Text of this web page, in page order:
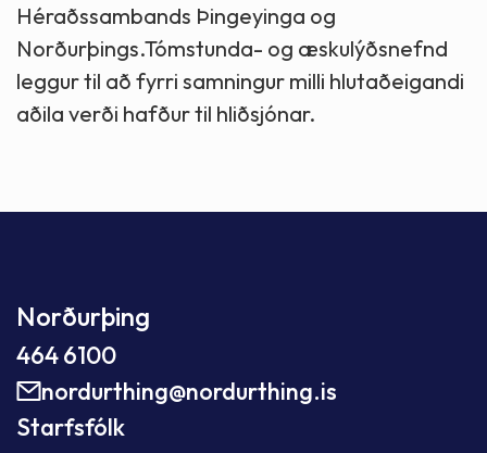
Héraðssambands Þingeyinga og
Norðurþings.Tómstunda- og æskulýðsnefnd
leggur til að fyrri samningur milli hlutaðeigandi
aðila verði hafður til hliðsjónar.
Norðurþing
464 6100
nordurthing@nordurthing.is
Starfsfólk